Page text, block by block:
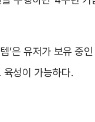
’은 유저가 보유 중
성이 가능하다.